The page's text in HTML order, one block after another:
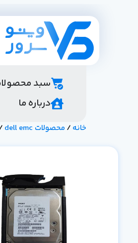
سبد
درباره ما
خانه / محصولات dell emc